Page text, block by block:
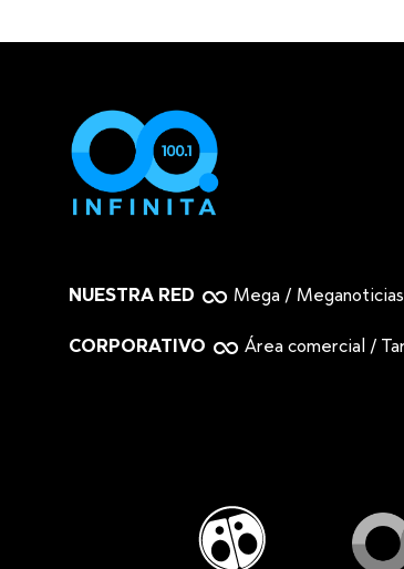
NUESTRA RED Mega / Meganoticias
CORPORATIVO Área comercial /